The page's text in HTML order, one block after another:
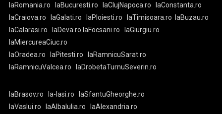
laRomania.ro laBucuresti.ro laClujNapoca.ro
laConstanta.ro
laCraiova.ro
laGalati.ro laPloiesti.ro laTimisoara.ro laBuzau.ro
laCalarasi.ro
laDeva.ro laFocsani.ro
laGiurgiu.ro
laMiercureaCiuc.ro
laOradea.ro
laPitesti.ro
laRamnicuSarat.ro
laRamnicuValcea.ro
laDrobetaTurnuSeverin.ro
laBrasov.ro la-Iasi.ro
laSfantuGheorghe.ro
laVaslui.rolaAlbaIulia.ro laAlexandria.ro